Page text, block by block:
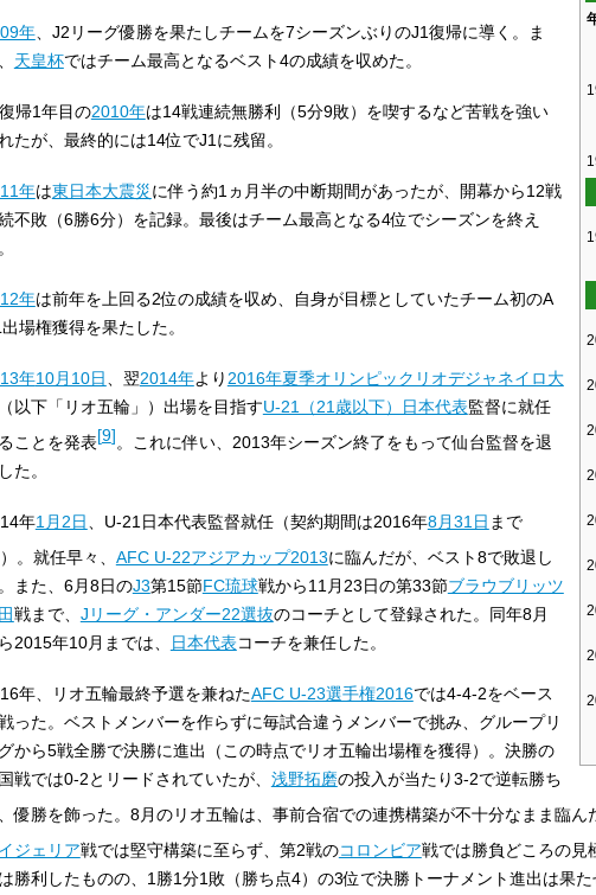
年、J2リーグ優勝を果たしチームを7シーズンぶりのJ1復帰に導く。ま
天皇杯ではチーム最高となるベスト4の成績を収めた。
帰1年目の2010年は14戦連続無勝利（5分9敗）を喫するなど苦戦を強い
たが、最終的には14位でJ1に残留。
年は東日本大震災に伴う約1ヵ月半の中断期間があったが、開幕から12戦
不敗（6勝6分）を記録。最後はチーム最高となる4位でシーズンを終え
年は前年を上回る2位の成績を収め、自身が目標としていたチーム初のA
場権獲得を果たした。
年10月10日、翌2014年より2016年夏季オリンピックリオデジャネイロ大
以下「リオ五輪」）出場を目指すU-21（21歳以下）日本代表監督に就任
ことを発表[9]。これに伴い、2013年シーズン終了をもって仙台監督を退
た。
年1月2日、U-21日本代表監督就任（契約期間は2016年8月31日 まで
）。就任早々、 AFC U-22アジアカップ2013に臨んだが、ベスト8で敗退し
また、6月8日のJ3第15節FC琉球戦から11月23日の第33節ブラウブリッツ
戦まで、 Jリーグ・アンダー22選抜のコーチとして登録された。同年8月
2015年10月までは、
日本代表コーチを兼任した。
年、リオ五輪最終予選を兼ねたAFC U-23選手権2016では4-4-2をベース
った。ベストメンバーを作らずに毎試合違うメンバーで挑み、グループリ
から5戦全勝で決勝に進出（この時点でリオ五輪出場権を獲得）。決勝の
戦では0-2とリードされていたが、 浅野拓磨の投入が当たり3-2で逆転勝ち
優勝を飾った。8月のリオ五輪は、事前合宿での連携構築が不十分なまま臨ん
ジェリア戦では堅守構築に至らず、第2戦のコロンビア戦では勝負どころの見
勝利したものの、1勝1分1敗（勝ち点4）の3位で決勝トーナメント進出は果